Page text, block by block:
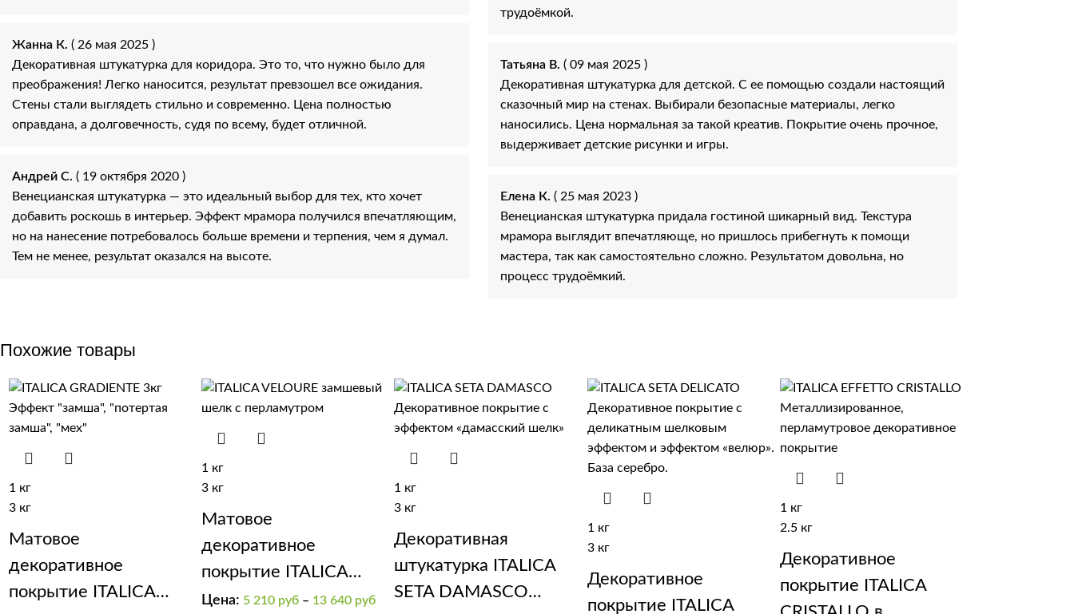
Жанна К. ( 26 мая 2025 )
Декоративная штукатурка для коридора. Это то, что нужно было для
преображения! Легко наносится, результат превзошел все ожидания.
Стены стали выглядеть стильно и современно. Цена полностью
оправдана, а долговечность, судя по всему, будет отличной.
Андрей С. ( 19 октября 2020 )
Венецианская штукатурка — это идеальный выбор для тех, кто хочет
добавить роскошь в интерьер. Эффект мрамора получился впечатляющим,
но на нанесение потребовалось больше времени и терпения, чем я думал.
Тем не менее, результат оказался на высоте.
трудоёмкой.
Татьяна В. ( 09 мая 2025 )
Декоративная штукатурка для детской. С ее помощью создали настоящий
сказочный мир на стенах. Выбирали безопасные материалы, легко
наносились. Цена нормальная за такой креатив. Покрытие очень прочное,
выдерживает детские рисунки и игры.
Елена К. ( 25 мая 2023 )
Венецианская штукатурка придала гостиной шикарный вид. Текстура
мрамора выглядит впечатляюще, но пришлось прибегнуть к помощи
мастера, так как самостоятельно сложно. Результатом довольна, но
процесс трудоёмкий.
Похожие товары
1 кг
3 кг
Матовое
декоративное
покрытие ITALICA
1 кг
3 кг
Матовое
декоративное
покрытие ITALICA
VELOUR
Цена: 5 210 руб – 13 640 руб
1 кг
3 кг
Декоративная
штукатурка ITALICA
SETA DAMASCO
1 кг
3 кг
Декоративное
покрытие ITALICA
1 кг
2.5 кг
Декоративное
покрытие ITALICA